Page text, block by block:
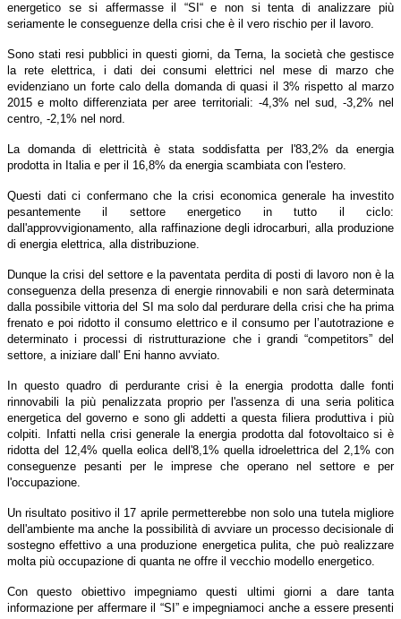
energetico se si affermasse il “SI“ e non si tenta di analizzare più
seriamente le conseguenze della crisi che è il vero rischio per il lavoro.
Sono stati resi pubblici in questi giorni, da Terna, la società che gestisce
la rete elettrica, i dati dei consumi elettrici nel mese di marzo che
evidenziano un forte calo della domanda di quasi il 3% rispetto al marzo
2015 e molto differenziata per aree territoriali: -4,3% nel sud, -3,2% nel
centro, -2,1% nel nord.
La domanda di elettricità è stata soddisfatta per l'83,2% da energia
prodotta in Italia e per il 16,8% da energia scambiata con l'estero.
Questi dati ci confermano che la crisi economica generale ha investito
pesantemente il settore energetico in tutto il ciclo:
dall'approvvigionamento, alla raffinazione degli idrocarburi, alla produzione
di energia elettrica, alla distribuzione.
Dunque la crisi del settore e la paventata perdita di posti di lavoro non è la
conseguenza della presenza di energie rinnovabili e non sarà determinata
dalla possibile vittoria del SI ma solo dal perdurare della crisi che ha prima
frenato e poi ridotto il consumo elettrico e il consumo per l’autotrazione e
determinato i processi di ristrutturazione che i grandi “competitors” del
settore, a iniziare dall' Eni hanno avviato.
In questo quadro di perdurante crisi è la energia prodotta dalle fonti
rinnovabili la più penalizzata proprio per l'assenza di una seria politica
energetica del governo e sono gli addetti a questa filiera produttiva i più
colpiti. Infatti nella crisi generale la energia prodotta dal fotovoltaico si è
ridotta del 12,4% quella eolica dell'8,1% quella idroelettrica del 2,1% con
conseguenze pesanti per le imprese che operano nel settore e per
l'occupazione.
Un risultato positivo il 17 aprile permetterebbe non solo una tutela migliore
dell'ambiente ma anche la possibilità di avviare un processo decisionale di
sostegno effettivo a una produzione energetica pulita, che può realizzare
molta più occupazione di quanta ne offre il vecchio modello energetico.
Con questo obiettivo impegniamo questi ultimi giorni a dare tanta
informazione per affermare il “SI” e impegniamoci anche a essere presenti